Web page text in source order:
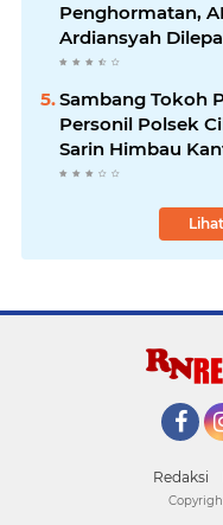
Penghormatan,
Ardiansyah
Upacara Farewell
Kapolresta
Pol Mario
Sambang Tokoh
Personil Polsek
Sarin Himbau
Redaksi